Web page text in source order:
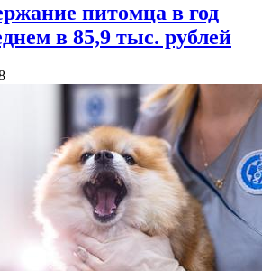
питомца в год
в 85,9 тыс. рублей